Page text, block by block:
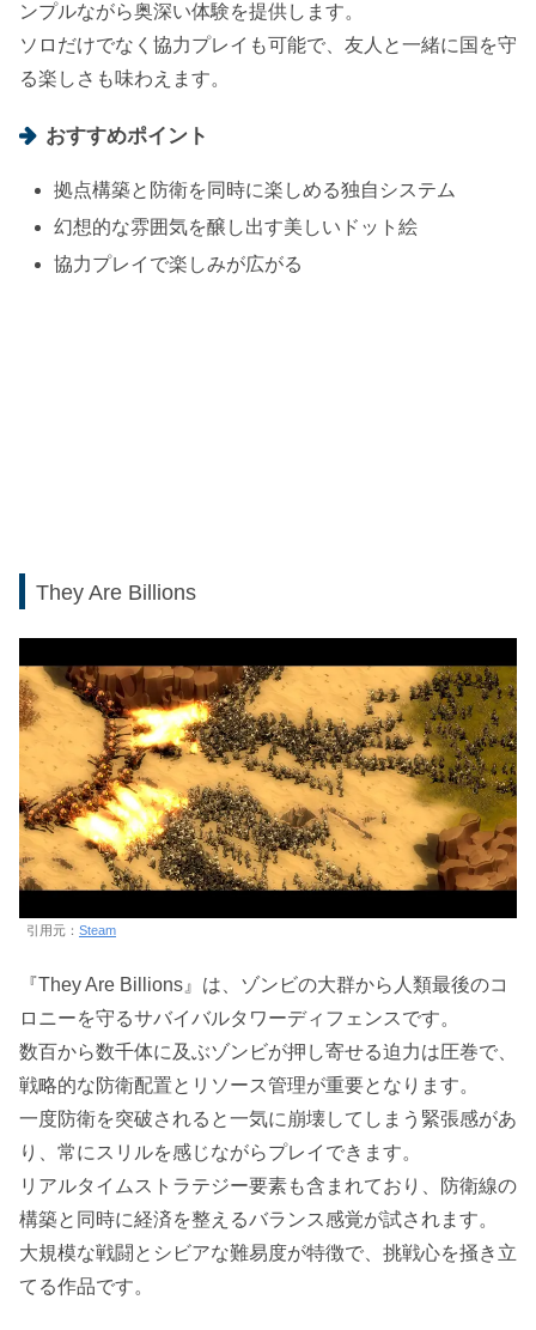
ンプルながら奥深い体験を提供します。
ソロだけでなく協力プレイも可能で、友人と一緒に国を守
る楽しさも味わえます。
おすすめポイント
拠点構築と防衛を同時に楽しめる独自システム
幻想的な雰囲気を醸し出す美しいドット絵
協力プレイで楽しみが広がる
They Are Billions
引用元： Steam
『They Are Billions』は、ゾンビの大群から人類最後のコ
ロニーを守るサバイバルタワーディフェンスです。
数百から数千体に及ぶゾンビが押し寄せる迫力は圧巻で、
戦略的な防衛配置とリソース管理が重要となります。
一度防衛を突破されると一気に崩壊してしまう緊張感があ
り、常にスリルを感じながらプレイできます。
リアルタイムストラテジー要素も含まれており、防衛線の
構築と同時に経済を整えるバランス感覚が試されます。
大規模な戦闘とシビアな難易度が特徴で、挑戦心を掻き立
てる作品です。